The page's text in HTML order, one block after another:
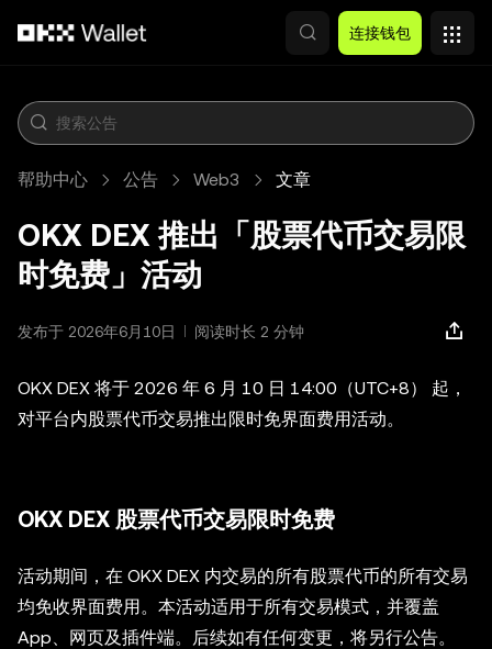
连接钱包
帮助中心 公告 Web3 文章
OKX DEX 推出「股票代币交易限
时免费」活动
发布于 2026年6月10日 阅读时长 2 分钟
OKX DEX 将于 2026 年 6 月 10 日 14:00（UTC+8） 起，
对平台内股票代币交易推出限时免界面费用活动。
OKX DEX 股票代币交易限时免费
活动期间，在 OKX DEX 内交易的所有股票代币的所有交易
均免收界面费用。本活动适用于所有交易模式，并覆盖
App、网页及插件端。后续如有任何变更，将另行公告。